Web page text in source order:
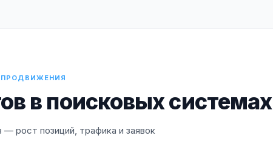
ПРОДВИЖЕНИЯ
в поисковых системах
рост позиций, трафика и заявок